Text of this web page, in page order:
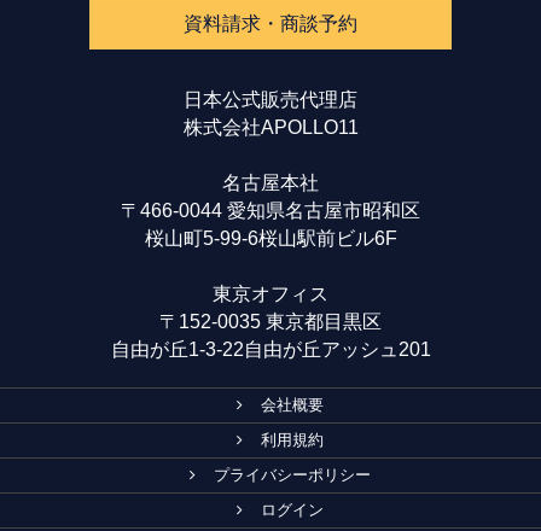
資料請求・商談予約
日本公式販売代理店
株式会社APOLLO11
名古屋本社
〒466-0044 愛知県名古屋市昭和区
桜山町5-99-6桜山駅前ビル6F
東京オフィス
〒152-0035 東京都目黒区
自由が丘1-3-22自由が丘アッシュ201
会社概要
利用規約
プライバシーポリシー
ログイン